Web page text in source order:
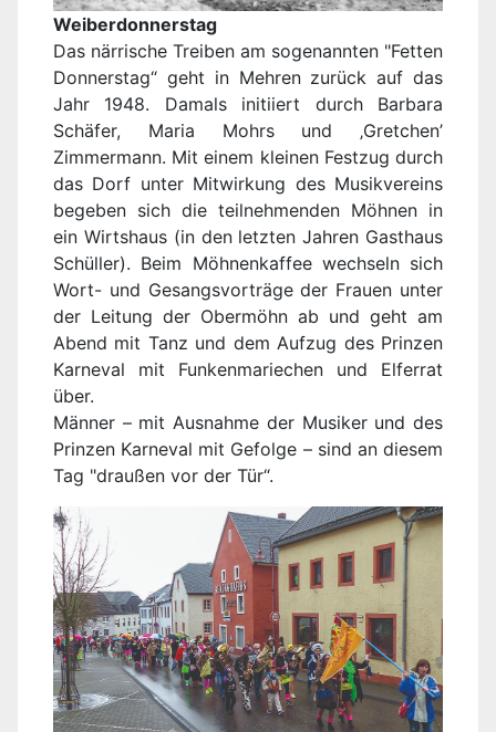
Weiberdonnerstag
Das närrische Treiben am sogenannten "Fetten
Donnerstag“ geht in Mehren zurück auf das
Jahr 1948. Damals initiiert durch Barbara
Schäfer, Maria Mohrs und ‚Gretchen’
Zimmermann. Mit einem kleinen Festzug durch
das Dorf unter Mitwirkung des Musikvereins
begeben sich die teilnehmenden Möhnen in
ein Wirtshaus (in den letzten Jahren Gasthaus
Schüller). Beim Möhnenkaffee wechseln sich
Wort- und Gesangsvorträge der Frauen unter
der Leitung der Obermöhn ab und geht am
Abend mit Tanz und dem Aufzug des Prinzen
Karneval mit Funkenmariechen und Elferrat
über.
Männer – mit Ausnahme der Musiker und des
Prinzen Karneval mit Gefolge – sind an diesem
Tag "draußen vor der Tür“.